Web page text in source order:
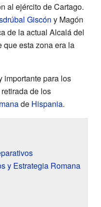
al ejército de Cartago.
Giscón y Magón
de la actual Alcalá del
que esta zona era la
importante para los
de los
de Hispania.
y Estrategia Romana